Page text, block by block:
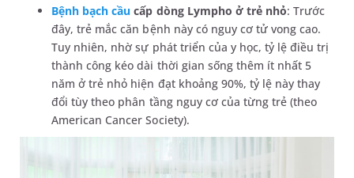
Bệnh bạch cầu cấp dòng Lympho ở trẻ nhỏ: Trước
đây, trẻ mắc căn bệnh này có nguy cơ tử vong cao.
Tuy nhiên, nhờ sự phát triển của y học, tỷ lệ điều trị
thành công kéo dài thời gian sống thêm ít nhất 5
năm ở trẻ nhỏ hiện đạt khoảng 90%, tỷ lệ này thay
đổi tùy theo phân tầng nguy cơ của từng trẻ (theo
American Cancer Society).